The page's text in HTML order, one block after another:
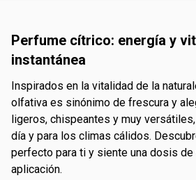
Perfume cítrico: energía y vitalidad
instantánea
Inspirados en la vitalidad de la naturaleza, esta familia
olfativa es sinónimo de frescura y
ligeros, chispeantes y muy
día y para los climas cálidos.
perfecto para ti y siente una dosis de
aplicación.